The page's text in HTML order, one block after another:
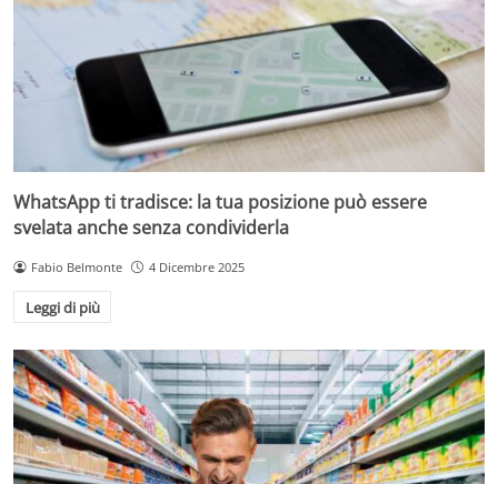
WhatsApp ti tradisce: la tua posizione può essere
svelata anche senza condividerla
Fabio Belmonte 4 Dicembre 2025
Leggi di più